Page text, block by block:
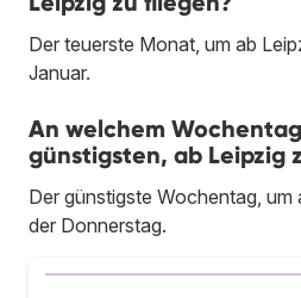
Der teuerste Monat, um ab
Januar.
An welchem
günstigsten, ab Leipzig
Der günstigste Wochentag, um
der Donnerstag.